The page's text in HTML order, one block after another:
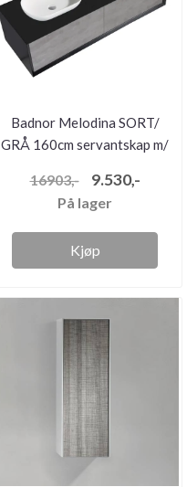
Badnor Melodina SORT/
GRÅ 160cm servantskap m/
16903,- 9.530,-
På lager
Kjøp